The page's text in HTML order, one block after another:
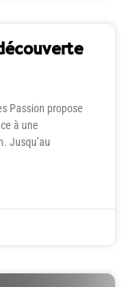
Passion propose
à une
Jusqu’au